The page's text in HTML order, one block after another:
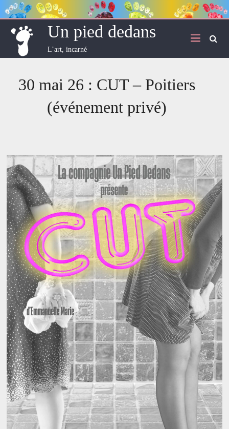
Skip
to
content
Un pied dedans
L’art, incarné
30 mai 26 : CUT – Poitiers
(événement privé)